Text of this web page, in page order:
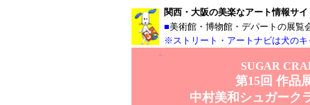
関西・大阪の美楽なアート情報サイ
■美術館・博物館・デパートの展覧
※ストリート・アートナビは犬の
-
SUGAR
第15回 作品
中村美和シュガー